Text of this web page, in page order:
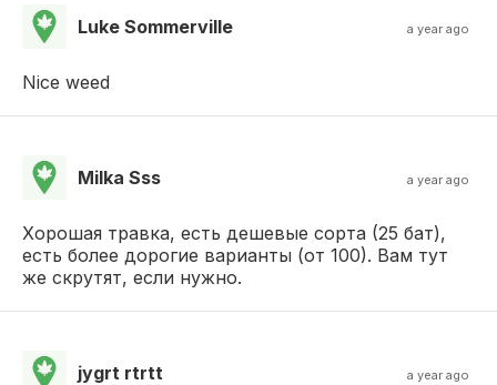
Luke Sommerville a year ago
Nice weed
Milka Sss a year ago
Хорошая травка, есть дешевые сорта (25 бат),
есть более дорогие варианты (от 100). Вам тут
же скрутят, если нужно.
jygrt rtrtt a year ago